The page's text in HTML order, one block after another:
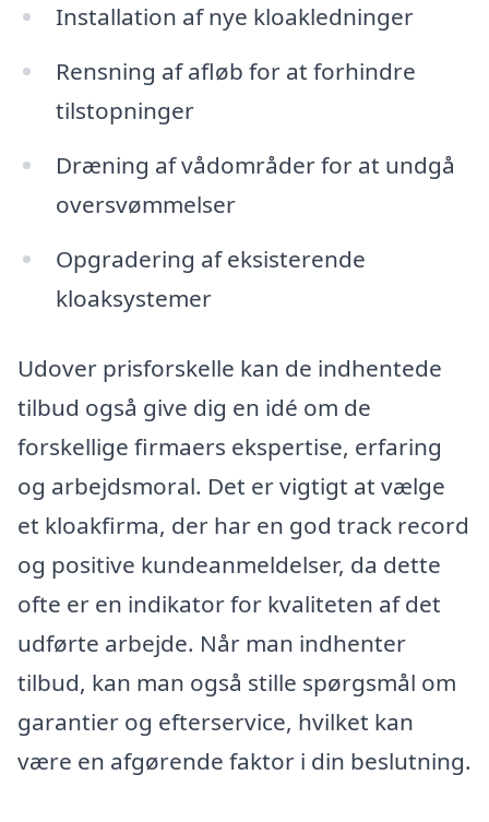
Installation af nye kloakledninger
Rensning af afløb for at forhindre
tilstopninger
Dræning af vådområder for at undgå
oversvømmelser
Opgradering af eksisterende
kloaksystemer
Udover prisforskelle kan de indhentede
tilbud også give dig en idé om de
forskellige firmaers ekspertise, erfaring
og arbejdsmoral. Det er vigtigt at vælge
et kloakfirma, der har en god track record
og positive kundeanmeldelser, da dette
ofte er en indikator for kvaliteten af det
udførte arbejde. Når man indhenter
tilbud, kan man også stille spørgsmål om
garantier og efterservice, hvilket kan
være en afgørende faktor i din beslutning.